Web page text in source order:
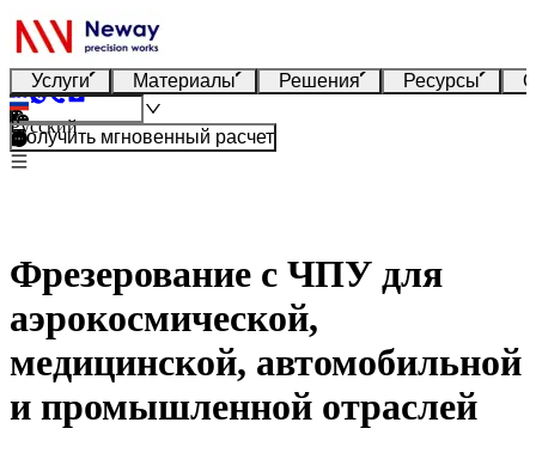
Услуги Материалы Решения Ресурсы
Русский
Получить мгновенный расчет
Фрезерование с ЧПУ для
аэрокосмической,
медицинской, автомобильной
и промышленной отраслей